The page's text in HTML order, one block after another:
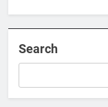
Search